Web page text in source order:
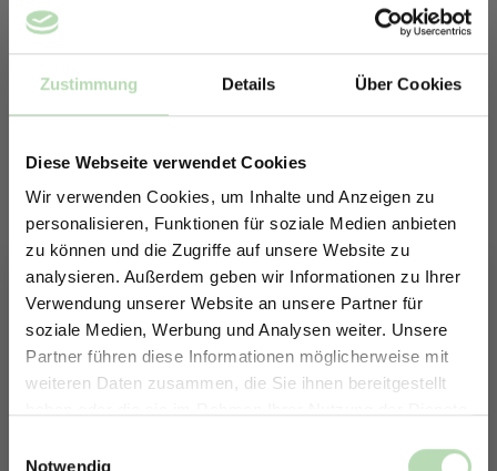
Zustimmung Details Über Cookies
Diese Webseite verwendet Cookies
Wir verwenden Cookies, um Inhalte und Anzeigen zu
personalisieren, Funktionen für soziale Medien anbieten
zu können und die Zugriffe auf unsere Website zu
analysieren. Außerdem geben wir Informationen zu Ihrer
Verwendung unserer Website an unsere Partner für
soziale Medien, Werbung und Analysen weiter. Unsere
Partner führen diese Informationen möglicherweise mit
weiteren Daten zusammen, die Sie ihnen bereitgestellt
Notwendig
Erstelle in nur 4 Schritten deine
ERHALTE 5% RABATT AUF
DEINE RÜCKWÄNDE